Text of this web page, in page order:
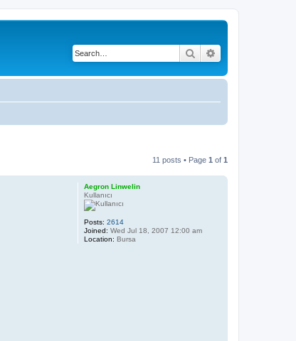
Search
11 posts • Page 1 of 1
Aegron Linwelin
Kullanıcı
Posts: 2614
Joined: Wed Jul 18, 2007 12:00 am
Location: Bursa